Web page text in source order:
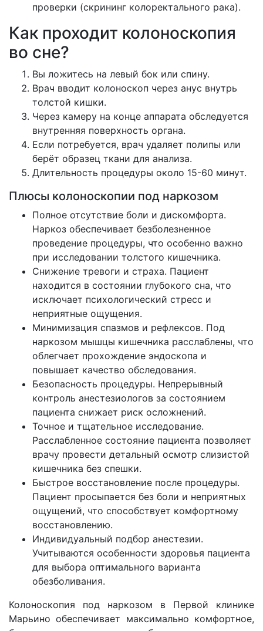
проверки (скрининг колоректального рака).
Как проходит колоноскопия
во сне?
Вы ложитесь на левый бок или спину.
Врач вводит колоноскоп через анус внутрь
толстой кишки.
Через камеру на конце аппарата обследуется
внутренняя поверхность органа.
Если потребуется, врач удаляет полипы или
берёт образец ткани для анализа.
Длительность процедуры около 15-60 минут.
Плюсы колоноскопии под наркозом
Полное отсутствие боли и дискомфорта.
Наркоз обеспечивает безболезненное
проведение процедуры, что особенно важно
при исследовании толстого кишечника.
Снижение тревоги и страха. Пациент
находится в состоянии глубокого сна, что
исключает психологический стресс и
неприятные ощущения.
Минимизация спазмов и рефлексов. Под
наркозом мышцы кишечника расслаблены, что
облегчает прохождение эндоскопа и
повышает качество обследования.
Безопасность процедуры. Непрерывный
контроль анестезиологов за состоянием
пациента снижает риск осложнений.
Точное и тщательное исследование.
Расслабленное состояние пациента позволяет
врачу провести детальный осмотр слизистой
кишечника без спешки.
Быстрое восстановление после процедуры.
Пациент просыпается без боли и неприятных
ощущений, что способствует комфортному
восстановлению.
Индивидуальный подбор анестезии.
Учитываются особенности здоровья пациента
для выбора оптимального варианта
обезболивания.
Колоноскопия под наркозом в Первой клинике
Марьино обеспечивает максимально комфортное,